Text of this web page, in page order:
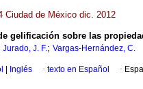
Ciudad de México dic. 2012
gelificación sobre las
Jurado, J. F.; Vargas-Hernández, C.
Inglés · texto en Español ·